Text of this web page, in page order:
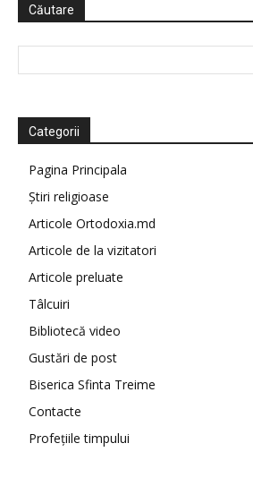
Căutare
Categorii
Pagina Principala
Știri religioase
Articole Ortodoxia.md
Articole de la vizitatori
Articole preluate
Tâlcuiri
Bibliotecă video
Gustări de post
Biserica Sfinta Treime
Contacte
Profețiile timpului